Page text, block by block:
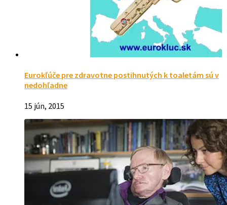
Eurokľúče pre zdravotne postihnutých k toaletám sú v
nedohľadne
15 jún, 2015